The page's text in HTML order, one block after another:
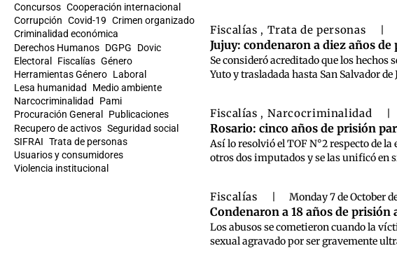
Concursos Cooperación internacional
Corrupción Covid-19 Crimen organizado
Criminalidad económica
Derechos Humanos DGPG
Dovic
Electoral
Fiscalías Género
Herramientas Género Laboral
Lesa humanidad
Medio ambiente
Narcocriminalidad
Pami
Procuración General
Publicaciones
Recupero de activos Seguridad social
SIFRAI Trata de personas
Usuarios y consumidores
Violencia institucional
Fiscalías , Trata de personas
Jujuy: condenaron a diez años
Se consideró acreditado que los
Yuto y trasladada hasta San Salvador
Fiscalías , Narcocriminalidad
Rosario: cinco años de prisión
Así lo resolvió el TOF N°2 respecto de
otros dos imputados y se las unificó en
Fiscalías Monday 7 de October
Condenaron a 18 años de
Los abusos se cometieron cuando la
sexual agravado por ser gravemente